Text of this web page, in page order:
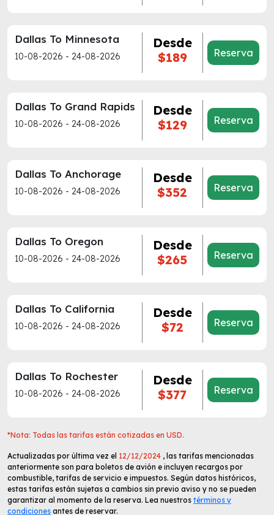
Dallas To Minnesota
10-08-2026 - 24-08-2026
Desde
$189
Reserva
Dallas To Grand Rapids
10-08-2026 - 24-08-2026
Desde
$129
Reserva
Dallas To Anchorage
10-08-2026 - 24-08-2026
Desde
$352
Reserva
Dallas To Oregon
10-08-2026 - 24-08-2026
Desde
$265
Reserva
Dallas To California
10-08-2026 - 24-08-2026
Desde
$72
Reserva
Dallas To Rochester
10-08-2026 - 24-08-2026
Desde
$377
Reserva
*Nota: Todas las tarifas están cotizadas en USD.
Actualizadas por última vez el 12/12/2024 , las tarifas mencionadas
anteriormente son para boletos de avión e incluyen recargos por
combustible, tarifas de servicio e impuestos. Según datos históricos,
estas tarifas están sujetas a cambios sin previo aviso y no se pueden
garantizar al momento de la reserva. Lea nuestros términos y
condiciones antes de reservar.